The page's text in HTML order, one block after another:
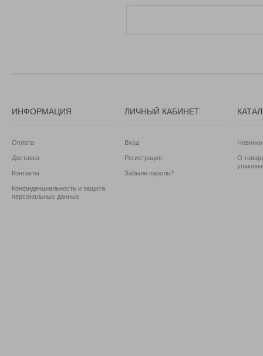
ИНФОРМАЦИЯ
Оплата
Доставка
Контакты
Конфиденциальность и защита
персональных данных
ЛИЧНЫЙ КАБИНЕТ
Вход
Регистрация
Забыли пароль?
Новинки
О